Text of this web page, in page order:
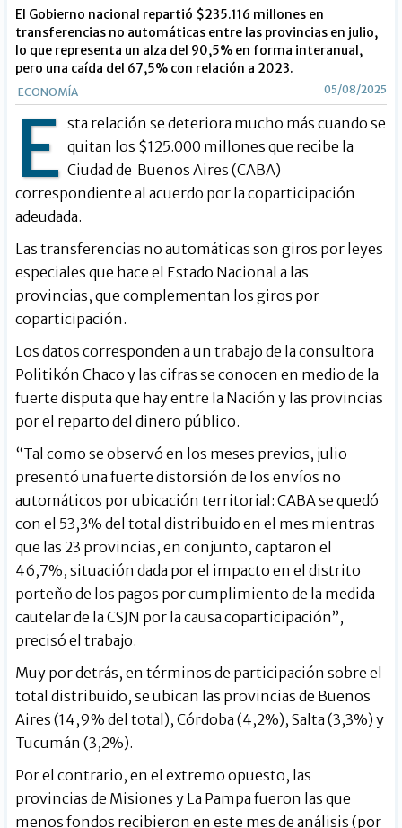
El Gobierno nacional repartió $235.116 millones en
transferencias no automáticas entre las provincias en julio,
lo que representa un alza del 90,5% en forma interanual,
pero una caída del 67,5% con relación a 2023.
ECONOMÍA 05/08/2025
E sta relación se deteriora mucho más cuando se
quitan los $125.000 millones que recibe la
Ciudad de Buenos Aires (CABA)
correspondiente al acuerdo por la coparticipación
adeudada.
Las transferencias no automáticas son giros por leyes
especiales que hace el Estado Nacional a las
provincias, que complementan los giros por
coparticipación.
Los datos corresponden a un trabajo de la consultora
Politikón Chaco y las cifras se conocen en medio de la
fuerte disputa que hay entre la Nación y las provincias
por el reparto del dinero público.
“Tal como se observó en los meses previos, julio
presentó una fuerte distorsión de los envíos no
automáticos por ubicación territorial: CABA se quedó
con el 53,3% del total distribuido en el mes mientras
que las 23 provincias, en conjunto, captaron el
46,7%, situación dada por el impacto en el distrito
porteño de los pagos por cumplimiento de la medida
cautelar de la CSJN por la causa coparticipación”,
precisó el trabajo.
Muy por detrás, en términos de participación sobre el
total distribuido, se ubican las provincias de Buenos
Aires (14,9% del total), Córdoba (4,2%), Salta (3,3%) y
Tucumán (3,2%).
Por el contrario, en el extremo opuesto, las
provincias de Misiones y La Pampa fueron las que
menos fondos recibieron en este mes de análisis (por